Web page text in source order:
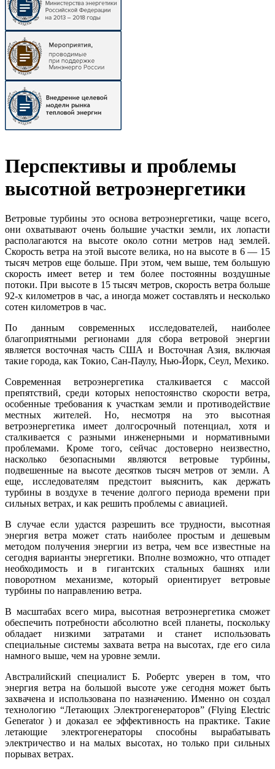
Перспективы и проблемы
высотной ветроэнергетики
Ветровые турбины это основа ветроэнергетики, чаще всего,
они охватывают очень большие участки земли, их лопасти
располагаются на высоте около сотни метров над землей.
Скорость ветра на этой высоте велика, но на высоте в 6 — 15
тысяч метров еще больше. При этом, чем выше, тем большую
скорость имеет ветер и тем более постоянны воздушные
потоки. При высоте в 15 тысяч метров, скорость ветра больше
92-х километров в час, а иногда может составлять и несколько
сотен километров в час.
По данным современных исследователей, наиболее
благоприятными регионами для сбора ветровой энергии
является восточная часть США и Восточная Азия, включая
такие города, как Токио, Сан-Паулу, Нью-Йорк, Сеул, Мехико.
Современная ветроэнергетика сталкивается с массой
препятствий, среди которых непостоянство скорости ветра,
особенные требования к участкам земли и противодействие
местных жителей. Но, несмотря на это высотная
ветроэнергетика имеет долгосрочный потенциал, хотя и
сталкивается с разными инженерными и нормативными
проблемами. Кроме того, сейчас достоверно неизвестно,
насколько безопасными являются ветровые турбины,
подвешенные на высоте десятков тысяч метров от земли. А
еще, исследователям предстоит выяснить, как держать
турбины в воздухе в течение долгого периода времени при
сильных ветрах, и как решить проблемы с авиацией.
В случае если удастся разрешить все трудности, высотная
энергия ветра может стать наиболее простым и дешевым
методом получения энергии из ветра, чем все известные на
сегодня варианты энергетики. Вполне возможно, что отпадет
необходимость и в гигантских стальных башнях или
поворотном механизме, который ориентирует ветровые
турбины по направлению ветра.
В масштабах всего мира, высотная ветроэнергетика сможет
обеспечить потребности абсолютно всей планеты, поскольку
обладает низкими затратами и станет использовать
специальные системы захвата ветра на высотах, где его сила
намного выше, чем на уровне земли.
Австралийский специалист Б. Робертс уверен в том, что
энергия ветра на большой высоте уже сегодня может быть
захвачена и использована по назначению. Именно он создал
технологию “Летающих Электрогенераторов” (Flying Electric
Generator ) и доказал ее эффективность на практике. Такие
летающие электрогенераторы способны вырабатывать
электричество и на малых высотах, но только при сильных
порывах ветрах.